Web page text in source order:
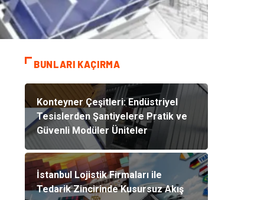
BUNLARI KAÇIRMA
Konteyner Çeşitleri: Endüstriyel
Tesislerden Şantiyelere Pratik ve
Güvenli Modüler Üniteler
İstanbul Lojistik Firmaları ile
Tedarik Zincirinde Kusursuz Akış